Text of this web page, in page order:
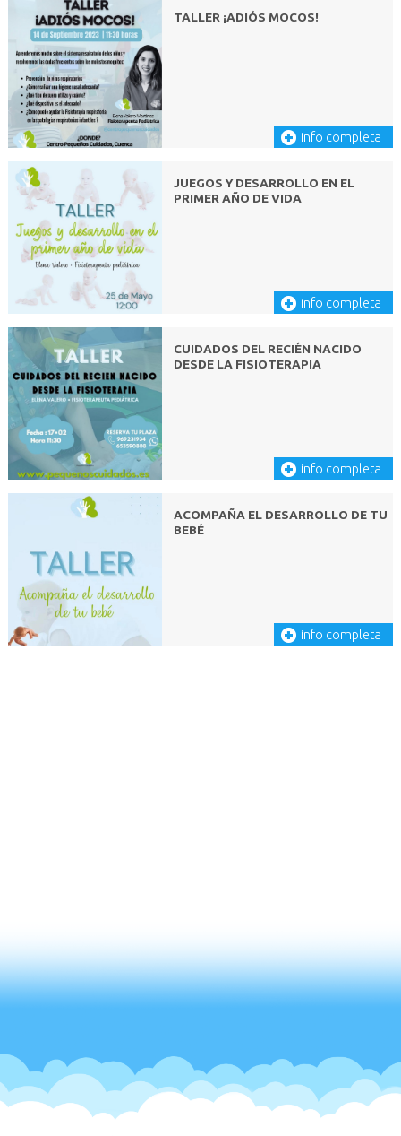
TALLER ¡ADIÓS MOCOS!
info completa
JUEGOS Y DESARROLLO EN EL
PRIMER AÑO DE VIDA
info completa
CUIDADOS DEL RECIÉN NACIDO
DESDE LA FISIOTERAPIA
info completa
ACOMPAÑA EL DESARROLLO DE TU
BEBÉ
info completa